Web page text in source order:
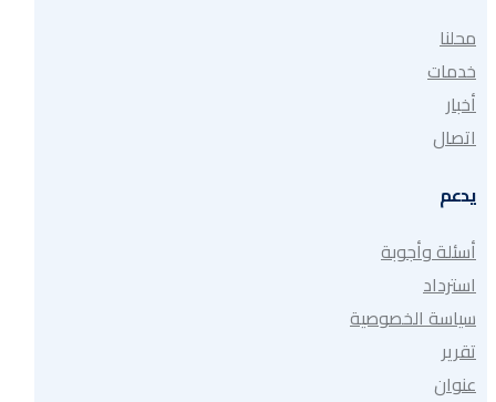
محلنا
خدمات
أخبار
اتصال
يدعم
أسئلة وأجوبة
استرداد
سياسة الخصوصية
تقرير
عنوان